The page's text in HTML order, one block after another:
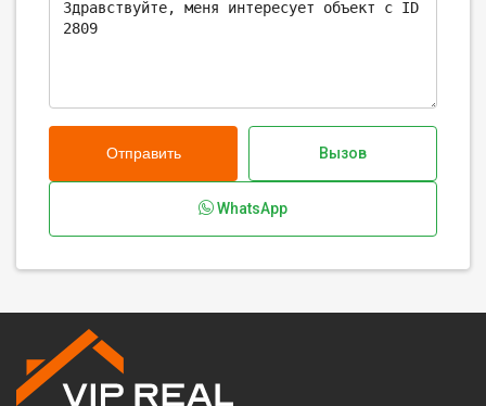
Отправить Вызов
WhatsApp